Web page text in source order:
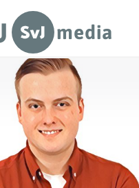
SvJ media
& International
praktijk